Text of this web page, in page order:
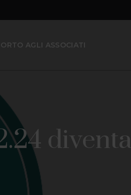
AGLI ASSOCIATI
diventa